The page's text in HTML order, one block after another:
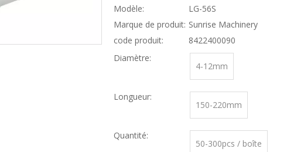
Modèle:
LG-56S
Marque de produit: Sunrise Machinery
code produit:
8422400090
Diamètre:
4-12mm
Longueur:
150-220mm
Quantité:
50-300pcs / boîte